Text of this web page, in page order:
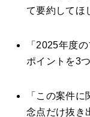
て要約してほ
「2025年度
ポイントを3
「この案件
念点だけ抜き